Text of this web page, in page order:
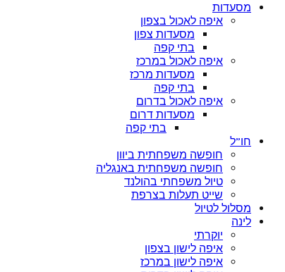
מסעדות
איפה לאכול בצפון
מסעדות צפון
בתי קפה
איפה לאכול במרכז
מסעדות מרכז
בתי קפה
איפה לאכול בדרום
מסעדות דרום
בתי קפה
חו”ל
חופשה משפחתית ביוון
חופשה משפחתית באנגליה
טיול משפחתי בהולנד
שייט תעלות בצרפת
מסלול לטיול
לינה
יוקרתי
איפה לישון בצפון
איפה לישון במרכז